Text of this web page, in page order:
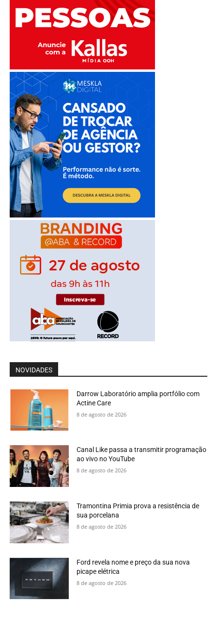
NOVIDADES
Darrow Laboratório amplia portfólio com
Actine Care
8 de agosto de 2026
Canal Like passa a transmitir programação
ao vivo no YouTube
8 de agosto de 2026
Tramontina Primia prova a resistência de
sua porcelana
8 de agosto de 2026
Ford revela nome e preço da sua nova
picape elétrica
8 de agosto de 2026